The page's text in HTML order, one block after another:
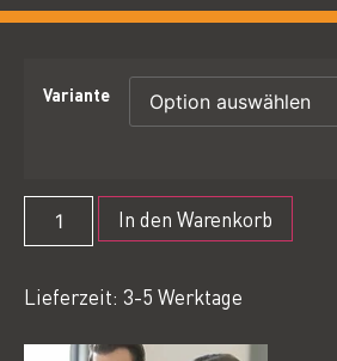
Variante
In den Warenkorb
Lieferzeit: 3-5 Werktage